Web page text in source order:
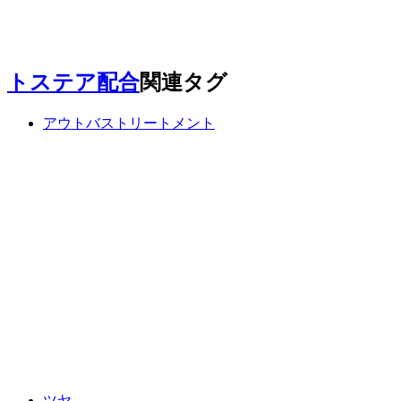
トステア配合関連タグ
アウトバストリートメント